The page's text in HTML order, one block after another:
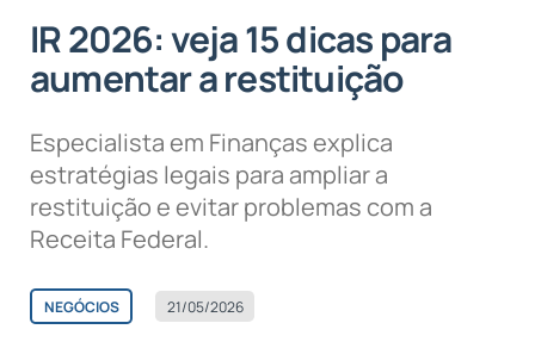
IR 2026: veja 15 dicas para
aumentar a restituição
Especialista em Finanças explica
estratégias legais para ampliar a
restituição e evitar problemas com a
Receita Federal.
NEGÓCIOS 21/05/2026